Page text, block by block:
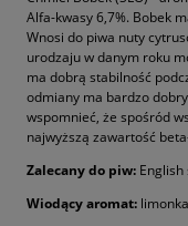
Alfa-kwasy 6,7%. Bobek
Wnosi do piwa nuty
urodzaju w danym roku
ma dobrą stabilność
odmiany ma bardzo
wspomnieć, że spośród
najwyższą zawartość
Zalecany do piw: English
Wiodący aromat: